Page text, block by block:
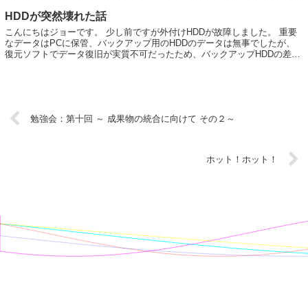
HDDが突然壊れた話
こんにちはジョーです。 少し前ですが外付けHDDが故障しました。 重要
なデータはPCに保管、バックアップ用のHDDのデータは無事でしたが、
復元ソフトでデータ復旧が実質不可だったため、バックアップHDDの差分
勉強会：第十回 ～ 成果物の統合に向けて その２～
ホット！ホット！